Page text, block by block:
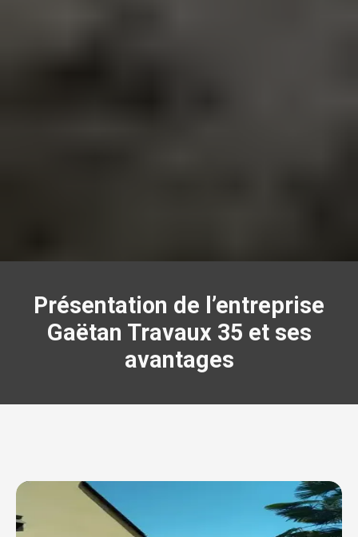
Présentation de l’entreprise
Gaëtan Travaux 35 et ses
avantages